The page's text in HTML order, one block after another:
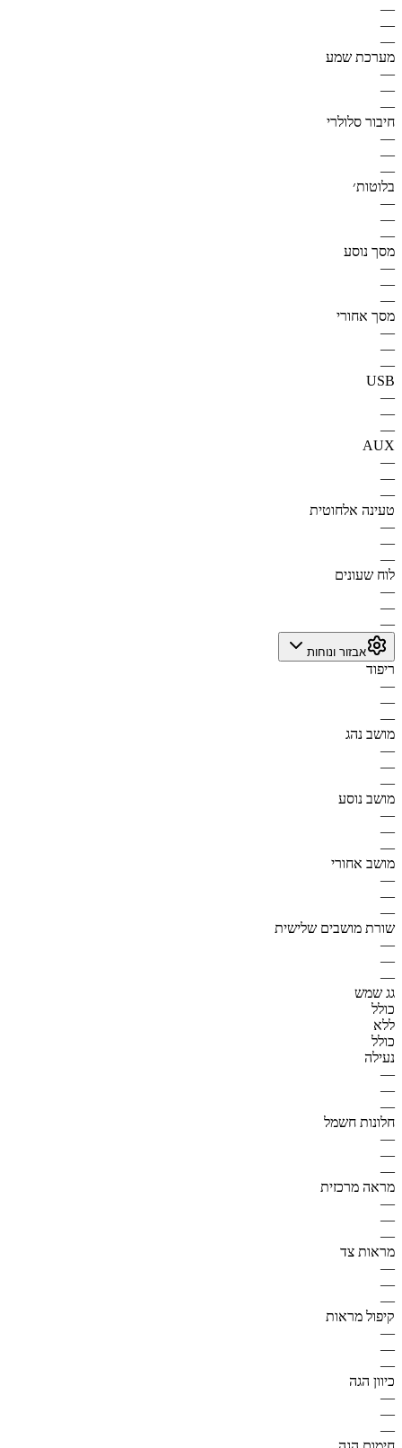
—
—
—
מערכת שמע
—
—
—
חיבור סלולרי
—
—
—
בלוטות׳
—
—
—
מסך נוסע
—
—
—
מסך אחורי
—
—
—
USB
—
—
—
AUX
—
—
—
טעינה אלחוטית
—
—
—
לוח שעונים
—
—
—
אבזור ונוחות
ריפוד
—
—
—
מושב נהג
—
—
—
מושב נוסע
—
—
—
מושב אחורי
—
—
—
שורת מושבים שלישית
—
—
—
גג שמש
כולל
ללא
כולל
נעילה
—
—
—
חלונות חשמל
—
—
—
מראה מרכזית
—
—
—
מראות צד
—
—
—
קיפול מראות
—
—
—
כיוון הגה
—
—
—